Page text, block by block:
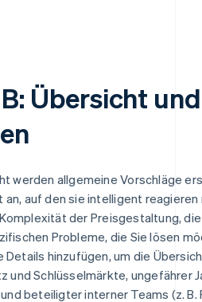
Übersicht
werden allgemeine Vorschläge
auf den sie intelligent reagieren
der Preisgestaltung,
Probleme, die Sie lösen
Details hinzufügen, um die
und Schlüsselmärkte, ungefährer
beteiligter interner Teams (z. B.